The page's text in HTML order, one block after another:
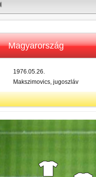
Magyarország
1976.05.26.
Makszimovics, jugoszláv